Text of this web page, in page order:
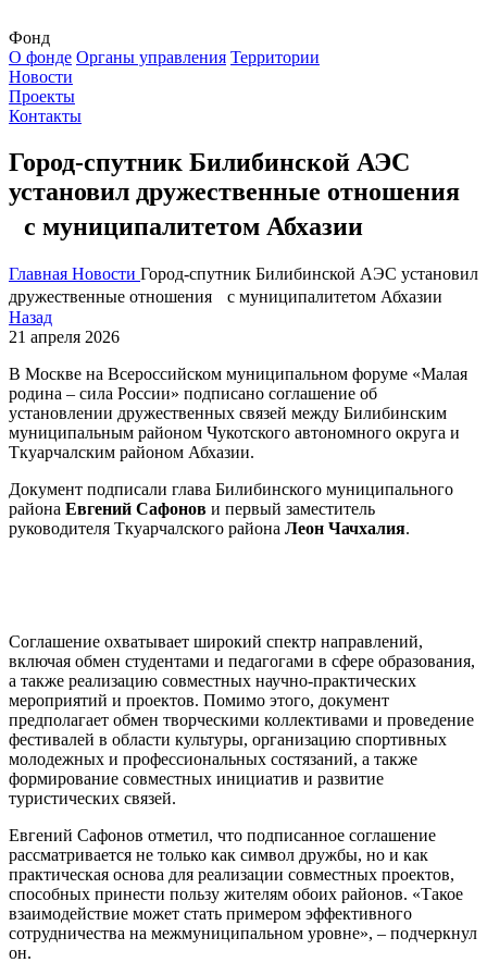
Фонд
О фонде Органы управления Территории
Новости
Проекты
Контакты
Город-спутник Билибинской АЭС
установил дружественные отношения
с муниципалитетом Абхазии
Главная Новости Город-спутник Билибинской АЭС установил
дружественные отношения с муниципалитетом Абхазии
Назад
21 апреля 2026
В Москве на Всероссийском муниципальном форуме «Малая
родина – сила России» подписано соглашение об
установлении дружественных связей между Билибинским
муниципальным районом Чукотского автономного округа и
Ткуарчалским районом Абхазии.
Документ подписали глава Билибинского муниципального
района Евгений Сафонов и первый заместитель
руководителя Ткуарчалского района Леон Чачхалия.
Соглашение охватывает широкий спектр направлений,
включая обмен студентами и педагогами в сфере образования,
а также реализацию совместных научно-практических
мероприятий и проектов. Помимо этого, документ
предполагает обмен творческими коллективами и проведение
фестивалей в области культуры, организацию спортивных
молодежных и профессиональных состязаний, а также
формирование совместных инициатив и развитие
туристических связей.
Евгений Сафонов отметил, что подписанное соглашение
рассматривается не только как символ дружбы, но и как
практическая основа для реализации совместных проектов,
способных принести пользу жителям обоих районов. «Такое
взаимодействие может стать примером эффективного
сотрудничества на межмуниципальном уровне», – подчеркнул
он.